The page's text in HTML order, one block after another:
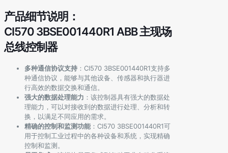
产品细节说明：
CI570 3BSE001440R1 ABB 主现场
总线控制器
多种通信协议支持 ：CI570 3BSE001440R1支持多
种通信协议，能够与其他设备、传感器和执行器进
行高效的数据交换和通信。
强大的数据处理能力 ：该控制器具有强大的数据处
理能力，可以对接收到的数据进行处理、分析和转
换，以满足不同应用的需求。
精确的控制和监测功能 ：CI570 3BSE001440R1可
用于控制工业过程中的各种设备和系统，实现精确
控制和监测。